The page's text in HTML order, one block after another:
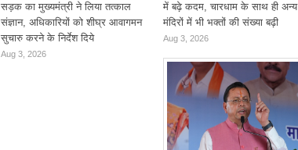
सड़क का मुख्यमंत्री ने लिया तत्काल
संज्ञान, अधिकारियों को शीघ्र आवागमन
सुचारु करने के निर्देश दिये
Aug 3, 2026
में बढ़े कदम, चारधाम के साथ ही अन्य
मंदिरों में भी भक्तों की संख्या बढ़ी
Aug 3, 2026